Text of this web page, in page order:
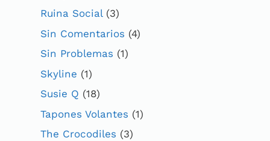
Ruina Social(3)
Sin Comentarios (4)
Sin Problemas (1)
Skyline (1)
Susie Q (18)
Tapones Volantes (1)
The Crocodiles (3)